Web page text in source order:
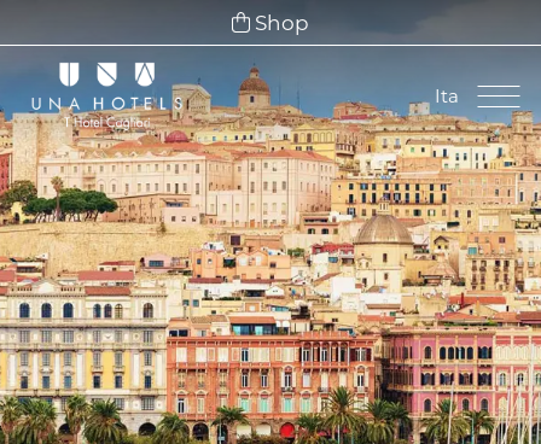
Ita
Ita
Eng
Fra
Deu
Esp
Shop